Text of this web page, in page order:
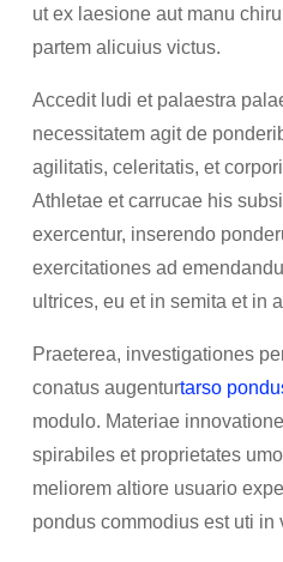
ut ex laesione aut manu
partem alicuius victus.
Accedit ludi et palaestra
necessitatem agit de
agilitatis, celeritatis, et
Athletae et carrucae his
exercentur, inserendo
exercitationes ad
ultrices, eu et in semita et in
Praeterea, investigationes
conatus augenturtarso
modulo. Materiae
spirabiles et proprietates
meliorem altiore usuario
pondus commodius est uti in